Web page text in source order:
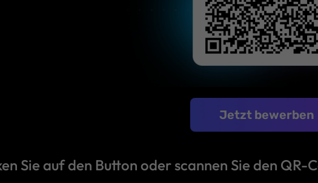
Jetzt bewerben
Sie auf den Button oder scannen Sie den QR-